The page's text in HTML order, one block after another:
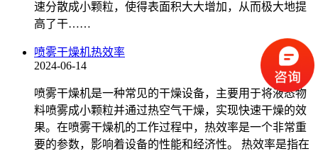
速分散成小颗粒，使得表面积大大增加，从而极大地提
高了干……
喷雾干燥机热效率
2024-06-14
喷雾干燥机是一种常见的干燥设备，主要用于将液态物
料喷雾成小颗粒并通过热空气干燥，实现快速干燥的效
果。在喷雾干燥机的工作过程中，热效率是一个非常重
要的参数，影响着设备的性能和经济性。 热效率是指在